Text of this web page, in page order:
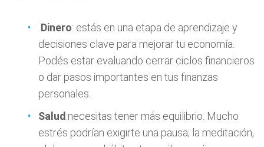
Dinero: estás en una etapa de aprendizaje y
decisiones clave para mejorar tu economía.
Podés estar evaluando cerrar ciclos financieros
o dar pasos importantes en tus finanzas
personales.
Salud:necesitas tener más equilibrio. Mucho
estrés podrían exigirte una pausa; la meditación,